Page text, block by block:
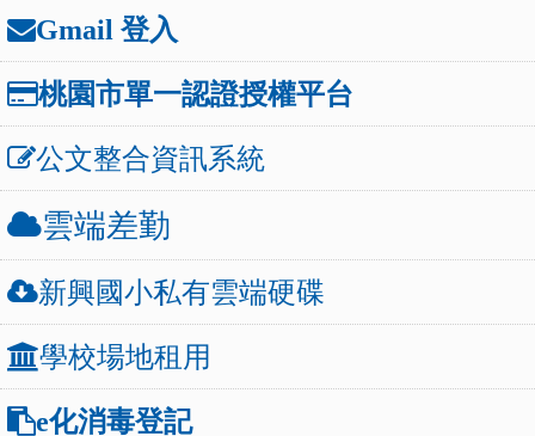
Gmail 登入
桃園市單一認證授權平台
公文整合資訊系統
雲端差勤
新興國小私有雲端硬碟
學校場地租用
e化消毒登記